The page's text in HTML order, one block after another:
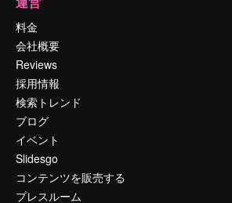
料金
会社概要
Reviews
採用情報
検索トレンド
ブログ
イベント
Slidesgo
コンテンツを販売する
プレスルーム